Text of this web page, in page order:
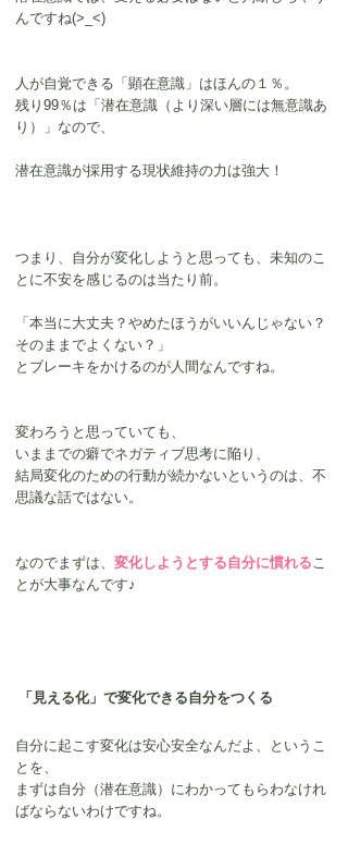
んですね(>_<)
人が自覚できる「顕在意識」はほんの１％。
残り99％は「潜在意識（より深い層には無意識あ
り）」なので、
潜在意識が採用する現状維持の力は強大！
つまり、自分が変化しようと思っても、未知のこ
とに不安を感じるのは当たり前。
「本当に大丈夫？やめたほうがいいんじゃない？
そのままでよくない？」
とブレーキをかけるのが人間なんですね。
変わろうと思っていても、
いままでの癖でネガティブ思考に陥り、
結局変化のための行動が続かないというのは、不
思議な話ではない。
なのでまずは、 変化しようとする自分に慣れるこ
とが大事なんです♪
「見える化」で変化できる自分をつくる
自分に起こす変化は安心安全なんだよ、というこ
とを、
まずは自分（潜在意識）にわかってもらわなけれ
ばならないわけですね。